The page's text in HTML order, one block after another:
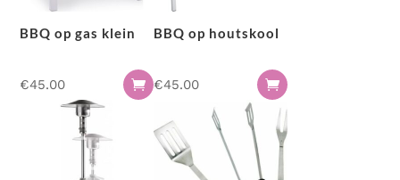
BBQ op gas klein
€45.00 
BBQ op houtskool
€45.00 